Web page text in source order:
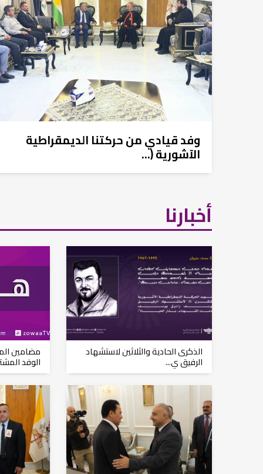
وفد قيادي من حركتنا الديمقراطية
الآشورية (...
أخبارنا
الذكرى الحادية والثلاثين لاستشهاد
الرفيق ي...
مضامين
الوفد
السكرتير العام يستقبل فرع اربيل لاتحاد
م...